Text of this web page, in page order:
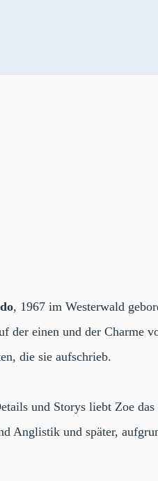
, 1967 im Westerwald
der einen und der Charme
die sie aufschrieb.
und Storys liebt Zoe
Anglistik und später,